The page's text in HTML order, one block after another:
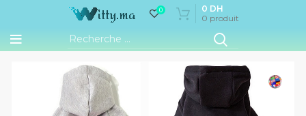
0
0 produit
0 DH